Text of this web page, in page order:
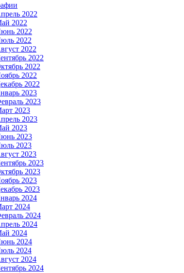
2022
2022
2022
2022
2022
2022
2022
2022
2022
2023
2023
2023
2023
2023
2023
2023
2023
2023
2023
2023
2023
2024
2024
2024
2024
2024
2024
2024
2024
2024